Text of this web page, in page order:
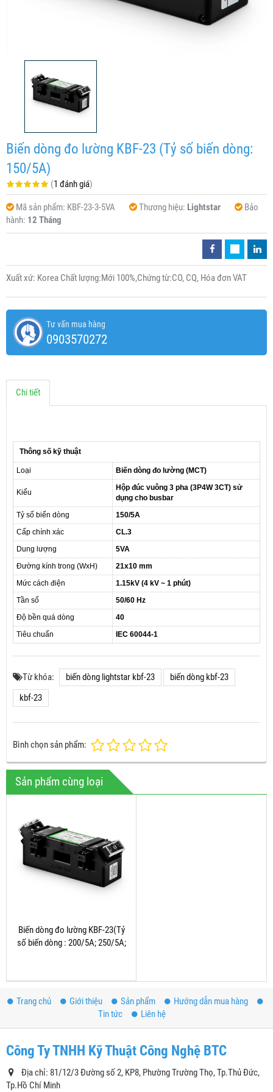
Biến dòng đo lường KBF-23 (Tỷ số biến dòng:
150/5A)
(1 đánh giá)
Mã sản phẩm: KBF-23-3-5VA Thương hiệu: Lightstar
Bảo
hành: 12 Tháng
Xuất xứ: Korea Chất lượng:Mới 100%,Chứng từ:CO, CQ, Hóa đơn VAT
Tư vấn mua hàng
0903570272
Chi tiết
Thông số kỹ thuật
Loại Biến dòng đo lường (MCT)
Kiểu
Hộp đúc vuông 3 pha (3P4W 3CT) sử
dụng cho busbar
Tỷ số biến dòng
150/5A
Cấp chính xác
CL.3
Dung lượng
5VA
Đường kính trong (WxH)
21x10 mm
Mức cách điện
1.15kV (4 kV ~ 1 phút)
Tần số
50/60 Hz
Độ bền quá dòng
40
Tiêu chuẩn
IEC 60044-1
Từ khóa: biến dòng lightstar kbf-23
biến dòng kbf-23
kbf-23
Bình chọn sản phẩm:
Sản phẩm cùng loại
Biến dòng đo lường KBF-23(Tỷ
số biến dòng : 200/5A; 250/5A;
Trang chủ Giới thiệu Sản phẩm
Hướng dẫn mua hàng
Tin tức
Liên hệ
Công Ty TNHH Kỹ Thuật Công Nghệ BTC
Địa chỉ: 81/12/3 Đường số 2, KP8, Phường Trường Thọ, Tp.Thủ Đức,
Tp.Hồ Chí Minh